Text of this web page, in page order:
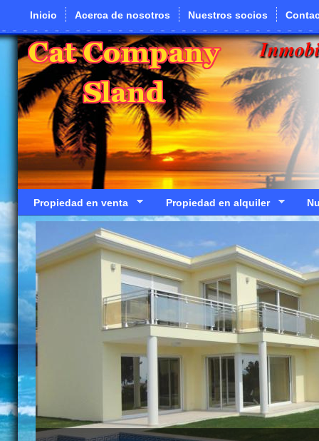
Pasar al contenido principal
Inicio Acerca de nosotros Nuestros socios
Propiedad en venta Propiedad en alquiler